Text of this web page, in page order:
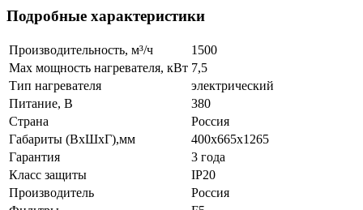
Подробные характеристики
Производительность, м³/ч
1500
Max мощность нагревателя, кВт 7,5
Тип нагревателя
электрический
Питание, В
380
Страна
Россия
Габариты (ВхШхГ),мм
400х665х1265
Гарантия
3 года
Класс защиты
IP20
Производитель
Россия